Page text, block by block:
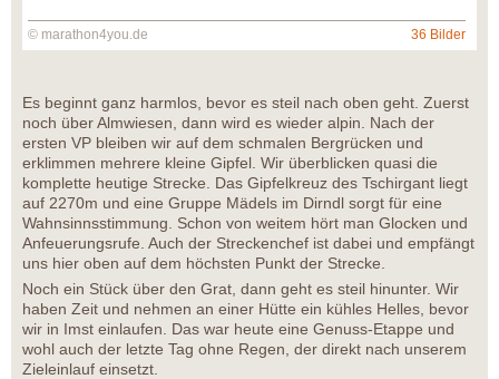
© marathon4you.de 36 Bilder
Es beginnt ganz harmlos, bevor es steil nach oben geht. Zuerst
noch über Almwiesen, dann wird es wieder alpin. Nach der
ersten VP bleiben wir auf dem schmalen Bergrücken und
erklimmen mehrere kleine Gipfel. Wir überblicken quasi die
komplette heutige Strecke. Das Gipfelkreuz des Tschirgant liegt
auf 2270m und eine Gruppe Mädels im Dirndl sorgt für eine
Wahnsinnsstimmung. Schon von weitem hört man Glocken und
Anfeuerungsrufe. Auch der Streckenchef ist dabei und empfängt
uns hier oben auf dem höchsten Punkt der Strecke.
Noch ein Stück über den Grat, dann geht es steil hinunter. Wir
haben Zeit und nehmen an einer Hütte ein kühles Helles, bevor
wir in Imst einlaufen. Das war heute eine Genuss-Etappe und
wohl auch der letzte Tag ohne Regen, der direkt nach unserem
Zieleinlauf einsetzt.